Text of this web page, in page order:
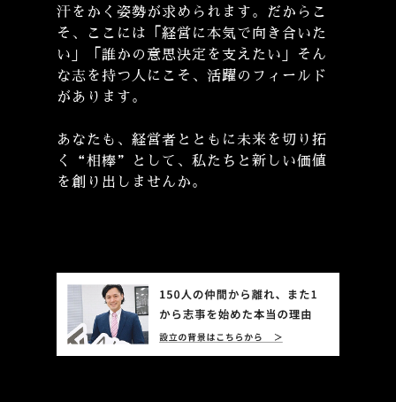
汗をかく姿勢が求められます。だからこ
そ、ここには「経営に本気で向き合いた
い」「誰かの意思決定を支えたい」そん
な志を持つ人にこそ、活躍のフィールド
があります。
あなたも、経営者とともに未来を切り拓
く“相棒”として、私たちと新しい価値
を創り出しませんか。